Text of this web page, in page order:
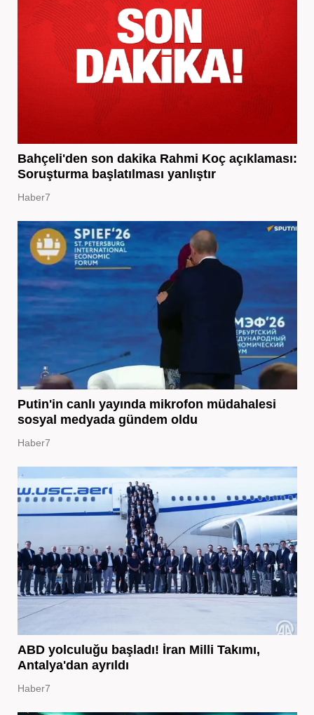
Bahçeli'den son dakika Rahmi Koç açıklaması:
Soruşturma başlatılması yanlıştır
Haber7
Putin'in canlı yayında mikrofon müdahalesi
sosyal medyada gündem oldu
Haber7
ABD yolculuğu başladı! İran Milli Takımı,
Antalya'dan ayrıldı
Haber7